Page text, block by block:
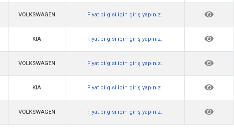
VOLKSWAGEN Fiyat bilgisi için giriş yapınız.
KIA Fiyat bilgisi için giriş yapınız.
VOLKSWAGEN Fiyat bilgisi için giriş yapınız.
KIA Fiyat bilgisi için giriş yapınız.
VOLKSWAGEN Fiyat bilgisi için giriş yapınız.